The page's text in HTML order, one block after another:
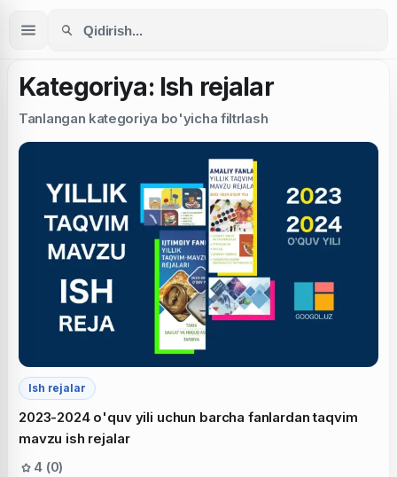
Kategoriya: Ish rejalar
Tanlangan kategoriya bo'yicha filtrlash
Ish rejalar
2023-2024 o'quv yili uchun barcha fanlardan taqvim
mavzu ish rejalar
4 (0)